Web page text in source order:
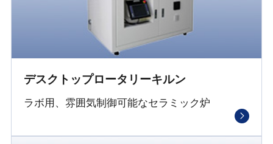
デスクトップロータリーキルン
ラボ用、雰囲気制御可能なセラミック炉